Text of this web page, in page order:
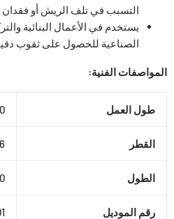
التسبب في تلف الريش أو فقدان
يستخدم في الأعمال البنائية
الصناعية للحصول على ثقوب
المواصفات الفنية:
طول العمل
القطر 6 ملم
الطول
رقم الموديل